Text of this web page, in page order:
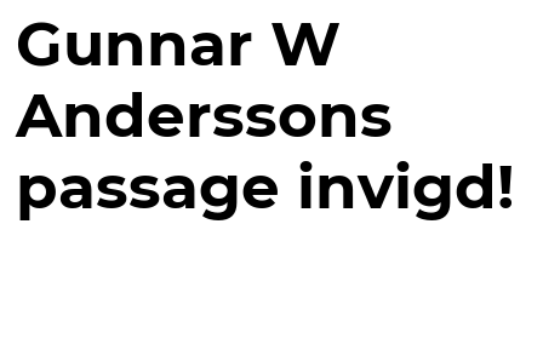
Gunnar W
Anderssons
passage invigd!